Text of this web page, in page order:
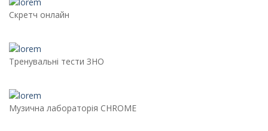
Скретч онлайн
Тренувальні тести ЗНО
Музична лабораторія CHROME